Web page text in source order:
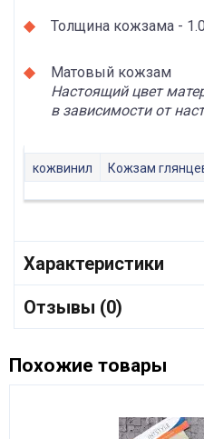
Толщина кожзама -
Матовый кожзам
Настоящий цвет
в зависимости от
кожвинил Кожзам
Характеристики
Отзывы (0)
Похожие товары